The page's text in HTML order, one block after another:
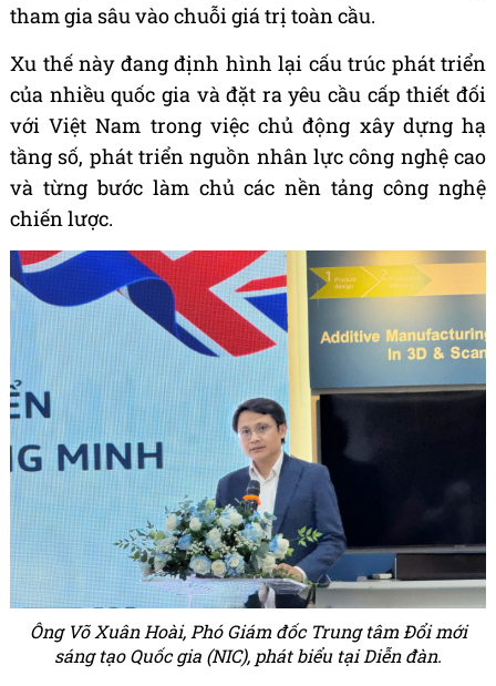
tham gia sâu vào chuỗi giá trị toàn cầu.
Xu thế này đang định hình lại cấu trúc phát triển
của nhiều quốc gia và đặt ra yêu cầu cấp thiết đối
với Việt Nam trong việc chủ động xây dựng hạ
tầng số, phát triển nguồn nhân lực công nghệ cao
và từng bước làm chủ các nền tảng công nghệ
chiến lược.
Ông Võ Xuân Hoài, Phó Giám đốc Trung tâm Đổi mới
sáng tạo Quốc gia (NIC), phát biểu tại Diễn đàn.